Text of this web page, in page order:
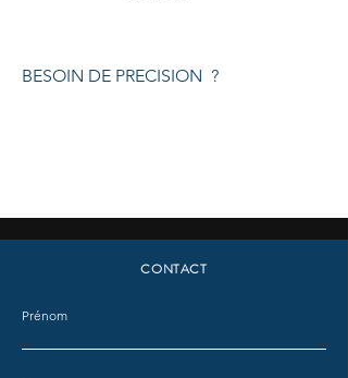
BESOIN DE PRECISION ?
CONTACT
Prénom